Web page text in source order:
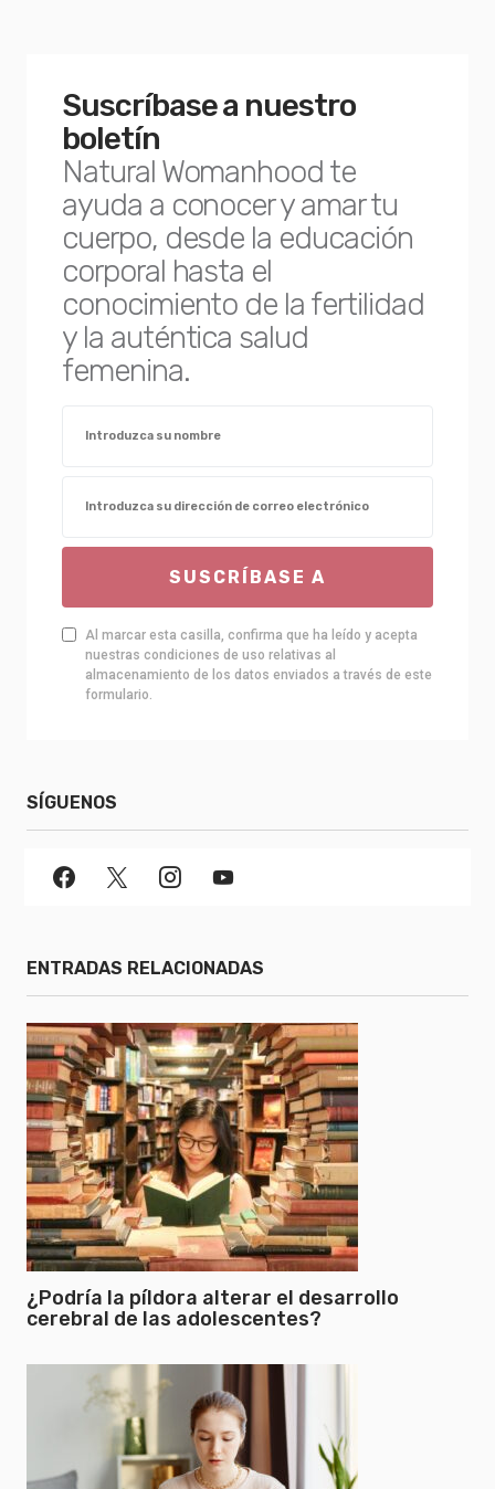
Suscríbase a nuestro
boletín
Natural Womanhood te
ayuda a conocer y amar tu
cuerpo, desde la educación
corporal hasta el
conocimiento de la fertilidad
y la auténtica salud
femenina.
SUSCRÍBASE A
Al marcar esta casilla, confirma que ha leído y acepta
nuestras condiciones de uso relativas al
almacenamiento de los datos enviados a través de este
formulario.
SÍGUENOS
ENTRADAS RELACIONADAS
¿Podría la píldora alterar el desarrollo
cerebral de las adolescentes?